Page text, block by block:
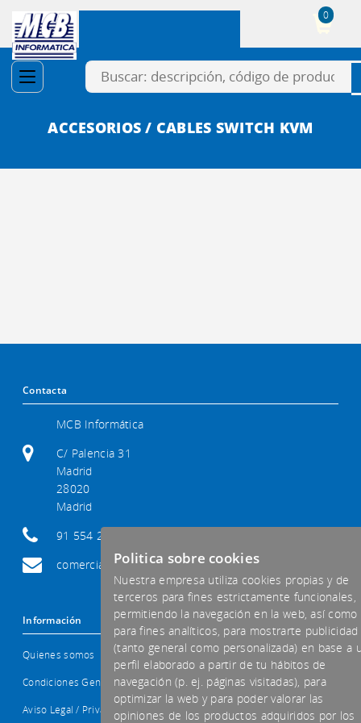
0
ACCESORIOS / CABLES SWITCH KVM
Contacta
MCB Informática
C/ Palencia 31
Madrid
28020
Madrid
91 554 29 92
comercial@mcb-informatica.com
Información
Quienes somos
Condiciones Generales
Aviso Legal / Privacidad
Politica sobre cookies
Nuestra empresa utiliza cookies propias y de
terceros para fines estrictamente funcionales,
permitiendo la navegación en la web, así como
para fines analíticos, para mostrarte publicidad
(tanto general como personalizada) en base a
perfil elaborado a partir de tu hábitos de
navegación (p. ej. páginas visitadas), para
optimizar la web y para poder valorar las
opiniones de los productos adquiridos por los